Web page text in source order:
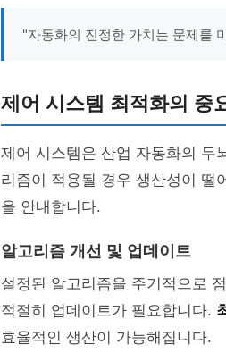
"자동화의 진정한 가치는 문제를
제어 시스템 최적화의 중
제어 시스템은 산업 자동화의 두
리즘이 적용될 경우 생산성이 떨
을 안내합니다.
알고리즘 개선 및 업데이트
설정된 알고리즘을 주기적으로
적절히 업데이트가 필요합니다.
효율적인 생산이 가능해집니다.